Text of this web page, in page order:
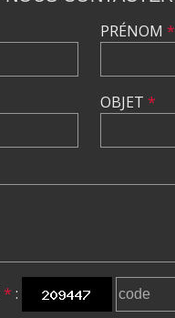
PRÉNOM *
OBJET *
* :